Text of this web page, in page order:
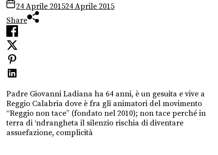
24 Aprile 201524 Aprile 2015
Share
Padre Giovanni Ladiana ha 64 anni, è un gesuita e vive a
Reggio Calabria dove è fra gli animatori del movimento
“Reggio non tace” (fondato nel 2010); non tace perché in
terra di ‘ndrangheta il silenzio rischia di diventare
assuefazione, complicità